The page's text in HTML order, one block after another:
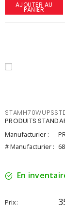
AJOUTER AU
PANIER
PRODUITS
Manufacturier :
# Manufacturier :
En
Prix